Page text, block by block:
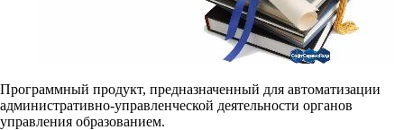
Программный продукт, предназначенный для автоматизации
административно-управленческой деятельности органов
управления образованием.